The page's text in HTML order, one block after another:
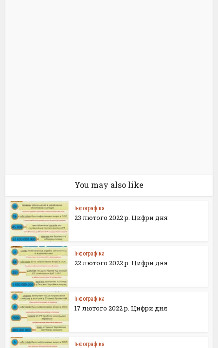
You may also like
Інфографіка
23 лютого 2022 р. Цифри дня
Інфографіка
22 лютого 2022 р. Цифри дня
Інфографіка
17 лютого 2022 р. Цифри дня
Інфографіка